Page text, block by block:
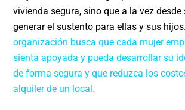
vivienda segura, sino que a la vez
generar el sustento para ellas y sus hijos.
organización busca que cada mujer
sienta apoyada y pueda desarrollar su
de forma segura y que reduzca los
alquiler de un local.